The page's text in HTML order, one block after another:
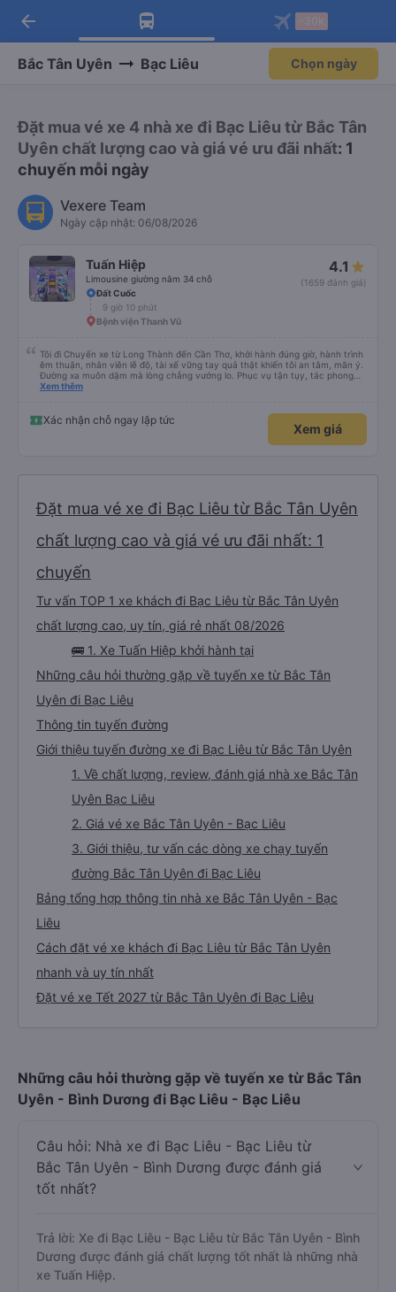
Tải app Vexere ngay!
Nhận ưu đãi thành viên độc
Mở app
Tải app Vexere
-30k/ghế khi đặt vé máy bay qua
Mở app
arrow_back
Bắc Tân Uyên Bạc Liêu Chọn ngày
Đặt mua vé xe 4 nhà xe đi Bạc Liêu từ Bắc Tân
Uyên chất lượng cao và giá vé ưu đãi nhất: 1
chuyến mỗi ngày
Vexere Team
Ngày cập nhật: 06/08/2026
Tuấn Hiệp
Limousine giường nằm 34 chỗ
4.1
(1659 đánh giá)
Đất Cuốc
9 giờ 10 phút
Bệnh viện Thanh Vũ
Tôi đi Chuyến xe từ Long Thành đến Cần Thơ, khởi hành đúng giờ, hành trình
êm thuận, nhân viên lễ độ, tài xế vững tay quả thật khiến tôi an tâm, mãn ý.
Đường xa muôn dặm mà lòng chẳng vướng lo. Phục vụ tận tụy, tác phong
nghiêm cẩn, hiếm thấy giữa thời buổi kim tiền vội vã. Xã hội loạn đạo. Xin gửi
Xem thêm
Xác nhận chỗ ngay lập tức
Xem giá
Đặt mua vé xe đi Bạc Liêu từ Bắc Tân Uyên
chất lượng cao và giá vé ưu đãi nhất: 1
chuyến
Tư vấn TOP 1 xe khách đi Bạc Liêu từ Bắc Tân Uyên
chất lượng cao, uy tín, giá rẻ nhất 08/2026
🚌 1. Xe Tuấn Hiệp khởi hành tại
Những câu hỏi thường gặp về tuyến xe từ Bắc Tân
Uyên đi Bạc Liêu
Thông tin tuyến đường
Giới thiệu tuyến đường xe đi Bạc Liêu từ Bắc Tân Uyên
1. Về chất lượng, review, đánh giá nhà xe Bắc Tân
Uyên Bạc Liêu
2. Giá vé xe Bắc Tân Uyên - Bạc Liêu
3. Giới thiệu, tư vấn các dòng xe chạy tuyến
đường Bắc Tân Uyên đi Bạc Liêu
Bảng tổng hợp thông tin nhà xe Bắc Tân Uyên - Bạc
Liêu
Cách đặt vé xe khách đi Bạc Liêu từ Bắc Tân Uyên
nhanh và uy tín nhất
Đặt vé xe Tết 2027 từ Bắc Tân Uyên đi Bạc Liêu
Những câu hỏi thường gặp về tuyến xe từ Bắc Tân
Uyên - Bình Dương đi Bạc Liêu - Bạc Liêu
Câu hỏi: Nhà xe đi Bạc Liêu - Bạc Liêu từ
Bắc Tân Uyên - Bình Dương được đánh giá
tốt nhất?
Trả lời: Xe đi Bạc Liêu - Bạc Liêu từ Bắc Tân Uyên - Bình
Dương được đánh giá chất lượng tốt nhất là những nhà
xe Tuấn Hiệp.